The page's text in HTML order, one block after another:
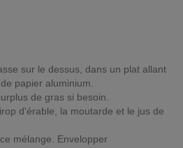
sur le dessus, dans un plat allant
papier aluminium.
de gras si besoin.
d'érable, la moutarde et le jus de
mélange. Envelopper